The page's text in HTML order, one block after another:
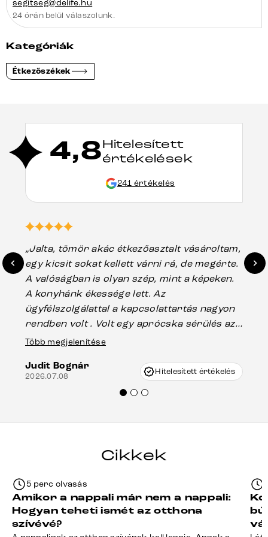
segitseg@delife.hu
24 órán belül válaszolunk.
Kategóriák
Étkezőszékek
4,8Hitelesített
értékelések
241 értékelés
„Jalta, tömör akác étkezőasztalt vásároltam,
egy kicsit sokat kellett várni rá, de megérte.
A valóságban is olyan szép, mint a képeken.
A konyhánk ékessége lett. Az
ügyfélszolgálattal a kapcsolattartás nagyon
rendben volt . Volt egy aprócska sérülés az
asztal talpánál, ami szállításkor
nagyon korrekten jártak el az ügyemben.
Mindenkinek ajánlani tudom a Delife
Több megjelenítése
Judit Bognár
2026.07.08 Hitelesített értékelés
Cikkek
5 perc olvasás
Amikor a nappali már nem a nappali:
Hogyan teheti ismét az otthona
szívévé?